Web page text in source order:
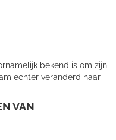
bekend is om zijn
echter veranderd naar
VAN